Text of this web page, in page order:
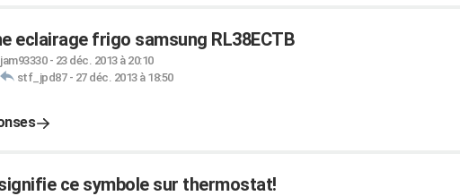
eclairage frigo samsung RL38ECTB
jam93330- 23 déc. 2013 à 20:10
stf_jpd87- 27 déc. 2013 à 18:50
ce symbole sur thermostat!